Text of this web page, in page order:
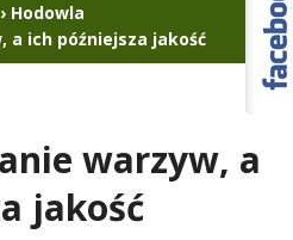
› Hodowla
a ich późniejsza jakość
warzyw, a
jakość